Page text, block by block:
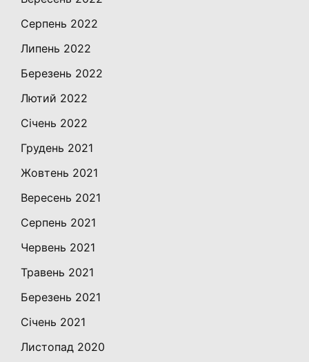
Серпень 2022
Липень 2022
Березень 2022
Лютий 2022
Січень 2022
Грудень 2021
Жовтень 2021
Вересень 2021
Серпень 2021
Червень 2021
Травень 2021
Березень 2021
Січень 2021
Листопад 2020